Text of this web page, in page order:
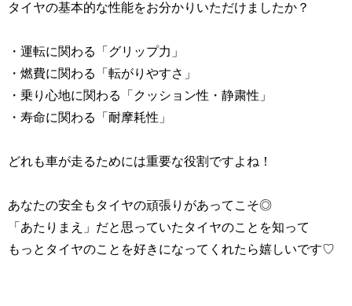
タイヤの基本的な性能をお分かりいただけましたか？
・運転に関わる「グリップ力」
・燃費に関わる「転がりやすさ」
・乗り心地に関わる「クッション性・静粛性」
・寿命に関わる「耐摩耗性」
どれも車が走るためには重要な役割ですよね！
あなたの安全もタイヤの頑張りがあってこそ◎
「あたりまえ」だと思っていたタイヤのことを知って
もっとタイヤのことを好きになってくれたら嬉しいです♡